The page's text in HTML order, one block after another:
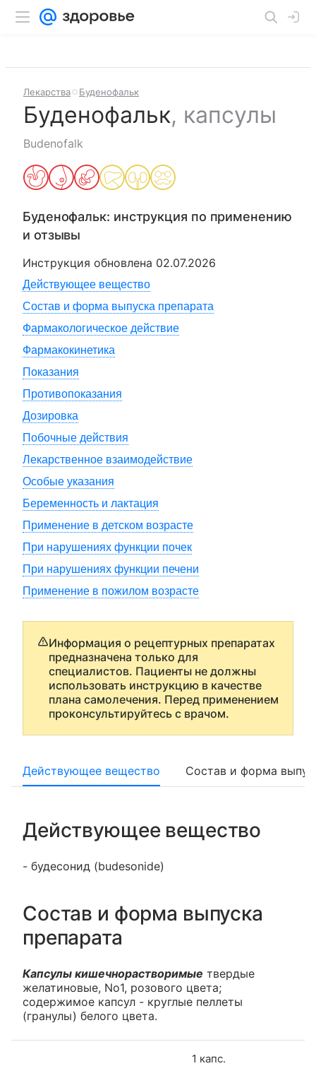
Лекарства Буденофальк
Буденофальк, капсулы
Budenofalk
Буденофальк: инструкция по применению
и отзывы
Инструкция обновлена 02.07.2026
Действующее вещество
Состав и форма выпуска препарата
Фармакологическое действие
Фармакокинетика
Показания
Противопоказания
Дозировка
Побочные действия
Лекарственное взаимодействие
Особые указания
Беременность и лактация
Применение в детском возрасте
При нарушениях функции почек
При нарушениях функции печени
Применение в пожилом возрасте
Информация о рецептурных препаратах
предназначена только для
специалистов. Пациенты не должны
использовать инструкцию в качестве
плана самолечения. Перед применением
проконсультируйтесь с врачом.
Действующее вещество Состав и форма
Действующее вещество
- будесонид (budesonide)
Состав и форма выпуска
препарата
Капсулы кишечнорастворимые твердые
желатиновые, No1, розового цвета;
содержимое капсул - круглые пеллеты
(гранулы) белого цвета.
1 капс.